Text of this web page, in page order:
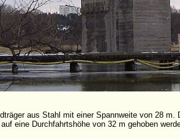
aus Stahl mit einer Spannweite von 28
eine Durchfahrtshöhe von 32 m gehoben